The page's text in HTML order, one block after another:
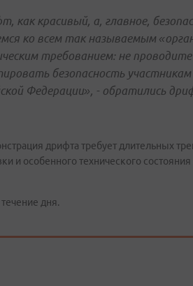
как красивый, а, главное,
ко всем так называемым
требованием: не
безопасность
Федерации», - обратились
дрифта требует длительных
и особенного технического
дня.